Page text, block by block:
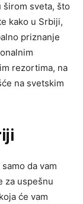
širom sveta, što
kako u Srbiji,
priznanje
rezortima, na
na svetskim
da vam
za uspešnu
će vam